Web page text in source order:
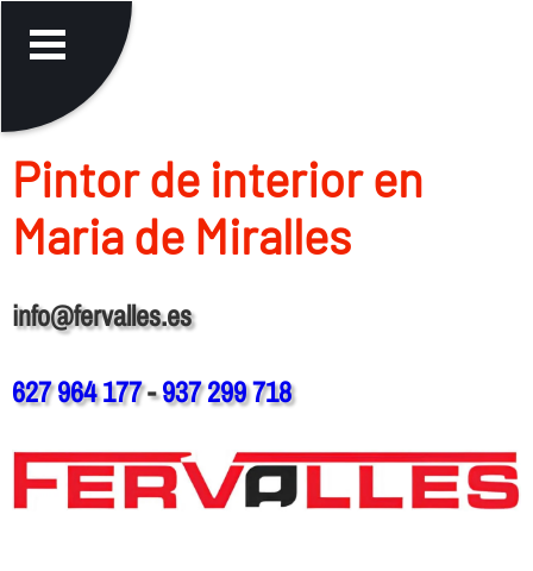
Pintor de interior en
Maria de Miralles
info@fervalles.es
627 964 177-937 299 718